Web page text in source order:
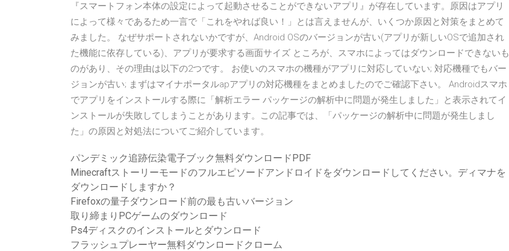
『スマートフォン本体の設定によって起動させることができないアプリ』が存在しています。原因はアプリ
によって様々であるため一言で「これをやれば良い！」とは言えませんが、いくつか原因と対策をまとめて
みました。 なぜサポートされないかですが、Android OSのバージョンが古い(アプリが新しいOSで追加され
た機能に依存している)、アプリが要求する画面サイズ ところが、スマホによってはダウンロードできないも
のがあり、その理由は以下の2つです。 お使いのスマホの機種がアプリに対応していない; 対応機種でもバー
ジョンが古い; まずはマイナポータルapアプリの対応機種をまとめましたのでご確認下さい。 Androidスマホ
でアプリをインストールする際に「解析エラー パッケージの解析中に問題が発生しました」と表示されてイ
ンストールが失敗してしまうことがあります。この記事では、「パッケージの解析中に問題が発生しまし
た」の原因と対処法についてご紹介しています。
パンデミック追跡伝染電子ブック無料ダウンロードPDF
Minecraftストーリーモードのフルエピソードアンドロイドをダウンロードしてください。ディマナを
ダウンロードしますか？
Firefoxの量子ダウンロード前の最も古いバージョン
取り締まりPCゲームのダウンロード
Ps4ディスクのインストールとダウンロード
フラッシュプレーヤー無料ダウンロードクローム